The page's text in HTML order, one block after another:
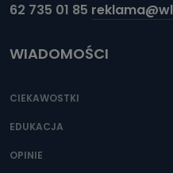
62 735 01 85
WIADOMOŚCI
CIEKAWOSTKI
EDUKACJA
OPINIE